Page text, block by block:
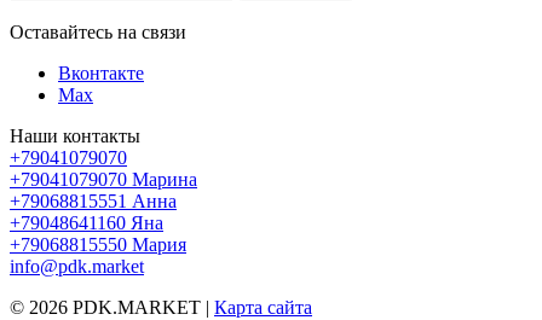
Оставайтесь на связи
Вконтакте
Max
Наши контакты
+79041079070
+79041079070 Марина
+79068815551 Анна
+79048641160 Яна
+79068815550 Мария
info@pdk.market
© 2026 PDK.MARKET | Карта сайта